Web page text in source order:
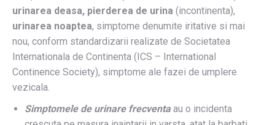
urinarea deasa, pierderea de urina (incontinenta),
urinarea noaptea, simptome denumite iritative si mai
nou, conform standardizarii realizate de Societatea
Internationala de Continenta (ICS – International
Continence Society), simptome ale fazei de umplere
vezicala.
Simptomele de urinare frecventa au o incidenta